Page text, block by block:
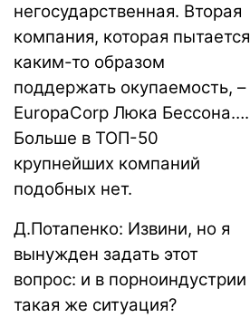
негосударственная. Вторая
компания, которая пытается
каким-то образом
поддержать окупаемость, –
EuropaCorp Люка Бессона….
Больше в ТОП-50
крупнейших компаний
подобных нет.
Д.Потапенко: Извини, но я
вынужден задать этот
вопрос: и в порноиндустрии
такая же ситуация?